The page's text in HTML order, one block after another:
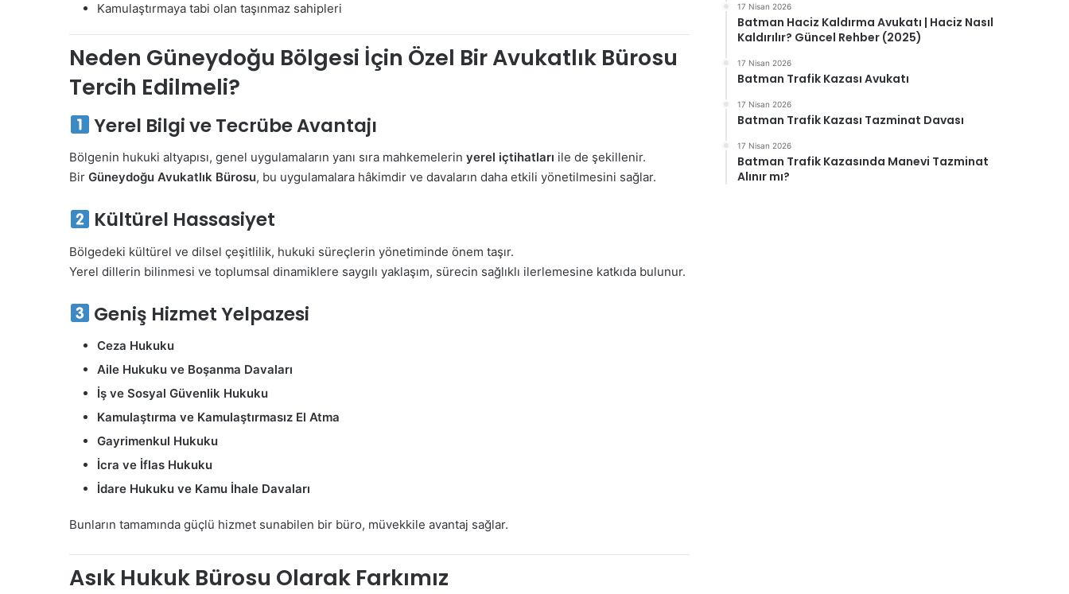
Kamulaştırmaya tabi olan taşınmaz sahipleri
Neden Güneydoğu Bölgesi İçin Özel Bir Avukatlık Bürosu
Tercih Edilmeli?
Yerel Bilgi ve Tecrübe Avantajı
Bölgenin hukuki altyapısı, genel uygulamaların yanı sıra mahkemelerin yerel içtihatları ile de şekillenir.
Bir Güneydoğu Avukatlık Bürosu, bu uygulamalara hâkimdir ve davaların daha etkili yönetilmesini sağlar.
Kültürel Hassasiyet
Bölgedeki kültürel ve dilsel çeşitlilik, hukuki süreçlerin yönetiminde önem taşır.
Yerel dillerin bilinmesi ve toplumsal dinamiklere saygılı yaklaşım, sürecin sağlıklı ilerlemesine katkıda bulunur.
Geniş Hizmet Yelpazesi
Ceza Hukuku
Aile Hukuku ve Boşanma Davaları
İş ve Sosyal Güvenlik Hukuku
Kamulaştırma ve Kamulaştırmasız El Atma
Gayrimenkul Hukuku
İcra ve İflas Hukuku
İdare Hukuku ve Kamu İhale Davaları
Bunların tamamında güçlü hizmet sunabilen bir büro, müvekkile avantaj sağlar.
Asık Hukuk Bürosu Olarak Farkımız
17 Nisan 2026
Batman Haciz Kaldırma Avukatı | Haciz Nasıl
Kaldırılır? Güncel Rehber (2025)
17 Nisan 2026
Batman Trafik Kazası Avukatı
17 Nisan 2026
Batman Trafik Kazası Tazminat Davası
17 Nisan 2026
Batman Trafik Kazasında Manevi Tazminat
Alınır mı?